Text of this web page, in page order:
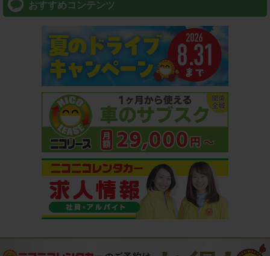
おすすめコンテンツ